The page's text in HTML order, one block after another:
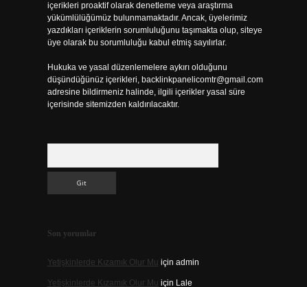
içerikleri proaktif olarak denetleme veya araştırma
yükümlülüğümüz bulunmamaktadır. Ancak, üyelerimiz
yazdıkları içeriklerin sorumluluğunu taşımakta olup, siteye
üye olarak bu sorumluluğu kabul etmiş sayılırlar.
Hukuka ve yasal düzenlemelere aykırı olduğunu
düşündüğünüz içerikleri, backlinkpanelicomtr@gmail.com
adresine bildirmeniz halinde, ilgili içerikler yasal süre
içerisinde sitemizden kaldırılacaktır.
Son yorumlar
Yetişkinlerde Kızamık Olur Mu için admin
Yetişkinlerde Kızamık Olur Mu için Lale